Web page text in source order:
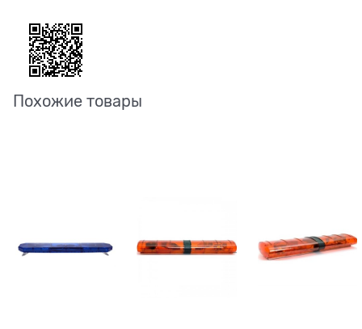
Похожие товары